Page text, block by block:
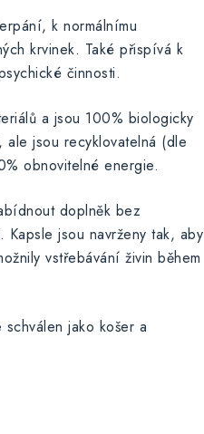
k normálnímu
krvinek. Také přispívá k
činnosti.
a jsou 100% biologicky
jsou recyklovatelná (dle
obnovitelné energie.
doplněk bez
jsou navrženy tak, aby
vstřebávání živin během
jako košer a